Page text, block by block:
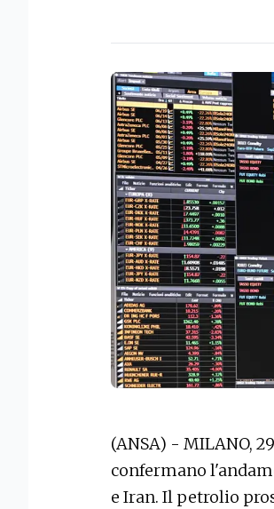
(ANSA) - MILANO,
confermano
e Iran. Il petrolio